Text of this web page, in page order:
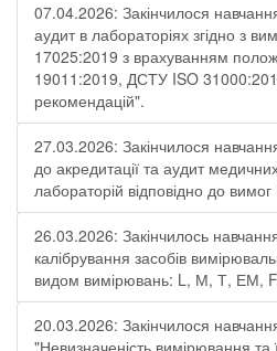
07.04.2026: Закінчилося
аудит в лабораторіях згідно з
17025:2019 з врахуванням
19011:2019, ДСТУ ISO
рекомендацій".
27.03.2026: Закінчилося
до акредитації та аудит
лабораторій відповідно до
26.03.2026: Закінчилось
калібрування засобів
видом вимірювань: L, М, Т, ЕМ,
20.03.2026: Закінчилося
"Невизначеність вимірювання та